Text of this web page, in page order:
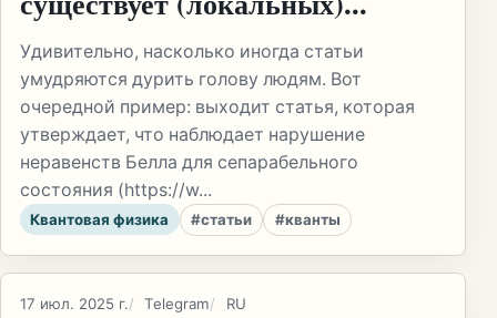
Удивительно, насколько иногда статьи
умудряются дурить голову людям. Вот
очередной пример: выходит статья, которая
утверждает, что наблюдает нарушение
неравенств Белла для сепарабельного
состояния (https://w...
Квантовая физика #статьи #кванты
17 июл. 2025 г. Telegram RU